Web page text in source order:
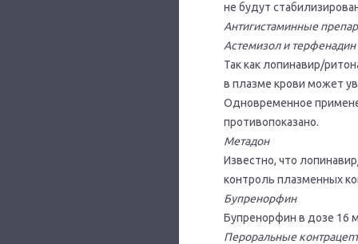
не будут
Антигистаминные
Астемизол и терфенадин
Так как лопинавир/
в плазме крови может
Одновременное
противопоказано.
Метадон
Известно, что
контроль плазменных
Бупренорфин
Бупренорфин в дозе 16
Пероральные